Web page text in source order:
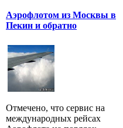
Аэрофлотом из Москвы в
Пекин и обратно
Отмечено, что сервис на
международных рейсах